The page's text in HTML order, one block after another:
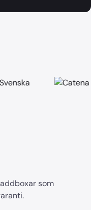
som